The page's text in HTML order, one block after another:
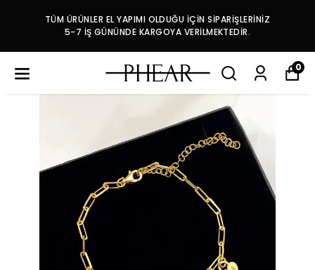
TÜM ÜRÜNLER EL YAPIMI OLDUĞU İÇİN SİPARİŞLERİNİZ
5-7 İŞ GÜNÜNDE KARGOYA VERİLMEKTEDİR.
0